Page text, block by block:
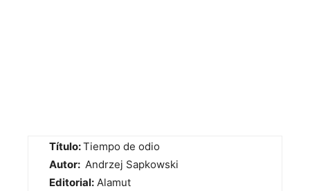
Título:Tiempo de odio
Autor: Andrzej Sapkowski
Editorial: Alamut